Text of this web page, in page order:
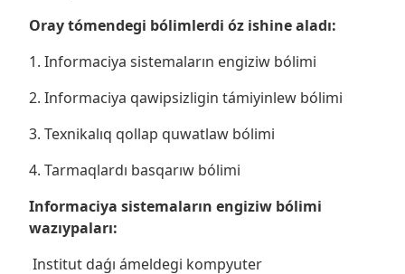
Oray tómendegi bólimlerdi óz ishine aladı:
1. Informaciya sistemaların engiziw bólimi
2. Informaciya qawipsizligin támiyinlew bólimi
3. Texnikalıq qollap quwatlaw bólimi
4. Tarmaqlardı basqarıw bólimi
Informaciya sistemaların engiziw bólimi
wazıypaları:
Institut daǵı ámeldegi kompyuter